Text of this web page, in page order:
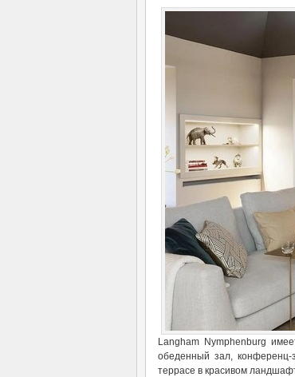
Langham Nymphenburg
обеденный зал, конференц-
террасе в красивом